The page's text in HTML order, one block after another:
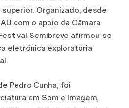
Organizado, desde
com o apoio da Câmara
Semibreve afirmou-se
eletrónica exploratória
Pedro Cunha, foi
em Som e Imagem,